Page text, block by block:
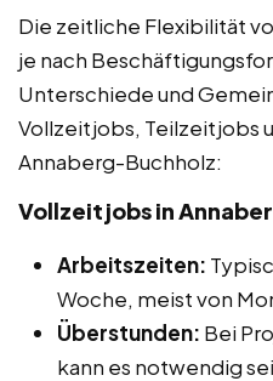
Die zeitliche Flexibilität
je nach
Unterschiede und
Vollzeitjobs, Teilzeitjobs
Annaberg-Buchholz:
Vollzeitjobs in
Arbeitszeiten:
Woche, meist von
Überstunden: Bei
kann es notwendig